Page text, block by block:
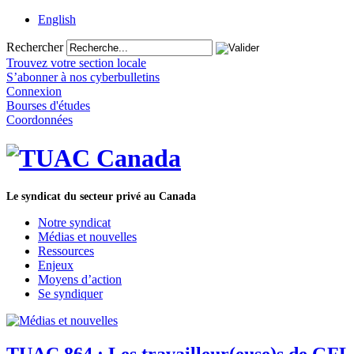
English
Rechercher
Trouvez votre section locale
S’abonner à nos cyberbulletins
Connexion
Bourses d'études
Coordonnées
Le syndicat du secteur privé au Canada
Notre syndicat
Médias et nouvelles
Ressources
Enjeux
Moyens d’action
Se syndiquer